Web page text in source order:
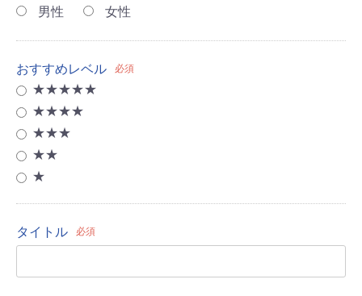
男性 女性
おすすめレベル 必須
★★★★★
★★★★
★★★
★★
★
タイトル 必須